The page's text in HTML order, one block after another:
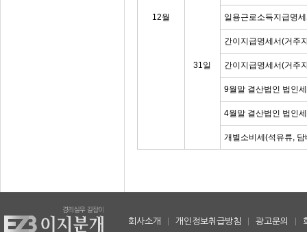
12월
31일
일용근로소득지급명
간이지급명세서(거주
간이지급명세서(거주
9월말 결산법인 법인
4월말 결산법인 법인
개별소비세(석유류, 담
회사소개 개인정보취급방침 광고문의